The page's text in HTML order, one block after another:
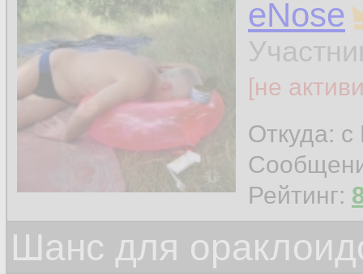
eNose
[не
Откуда: с
Рейтинг:
Шанс для